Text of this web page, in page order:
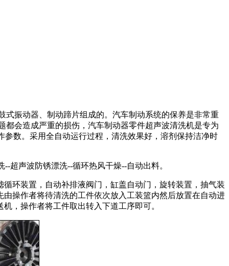
振动器、制动蹄片组成的。汽车制动系统的保养是非常重
会造成严重的损伤，汽车制动器零件超声波清洗机是专为
数。采用全自动运行过程，清洗效果好，溶剂保持洁净时
超声波防锈漂洗--循环热风干燥--自动出料。
环装置，自动补排液阀门，缸盖自动门，旋转装置，抽气装
操作者将待清洗的工件依次放入工装篮内然后放置在自动进
，操作者将工件取出转入下道工序即可。